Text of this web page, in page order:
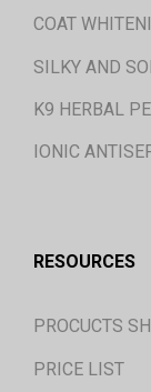
COAT
SILKY AND
K9 HERBAL
IONIC
RESOURCES
PROCUCTS
PRICE LIST